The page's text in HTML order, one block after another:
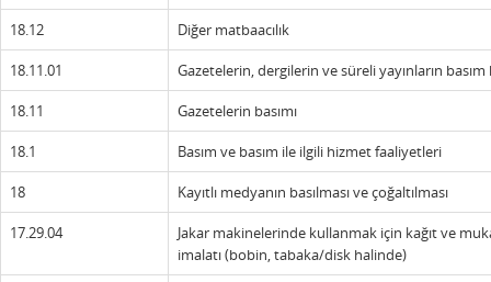
18.12 Diğer matbaacılık
18.11.01 Gazetelerin, dergilerin ve süreli yayınların
18.11 Gazetelerin basımı
18.1 Basım ve basım ile ilgili hizmet faaliyetleri
18 Kayıtlı medyanın basılması ve çoğaltılması
17.29.04
Jakar makinelerinde kullanmak için kağıt ve
imalatı (bobin, tabaka/disk halinde)